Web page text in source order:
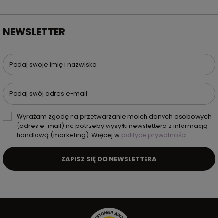
NEWSLETTER
Podaj swoje imię i nazwisko
Podaj swój adres e-mail
Wyrażam zgodę na przetwarzanie moich danych osobowych
(adres e-mail) na potrzeby wysyłki newslettera z informacją
handlową (marketing). Więcej w polityce prywatności.
ZAPISZ SIĘ DO NEWSLETTERA